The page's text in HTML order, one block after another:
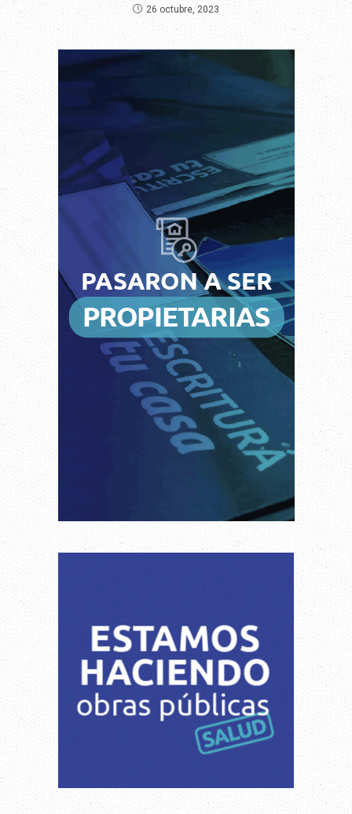
26 octubre, 2023